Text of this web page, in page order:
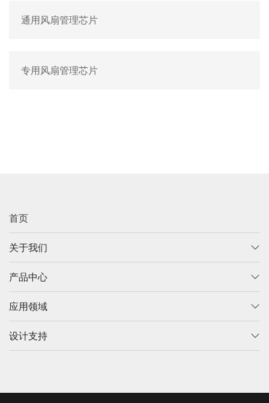
通用风扇管理芯片
专用风扇管理芯片
首页
关于我们
产品中心
应用领域
设计支持